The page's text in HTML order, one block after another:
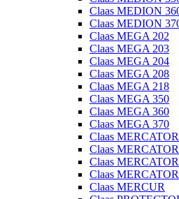
Claas MEDION
Claas MEDION
Claas MEGA 202
Claas MEGA 203
Claas MEGA 204
Claas MEGA 208
Claas MEGA 218
Claas MEGA 350
Claas MEGA 360
Claas MEGA 370
Claas
Claas
Claas
Claas
Claas MERCUR